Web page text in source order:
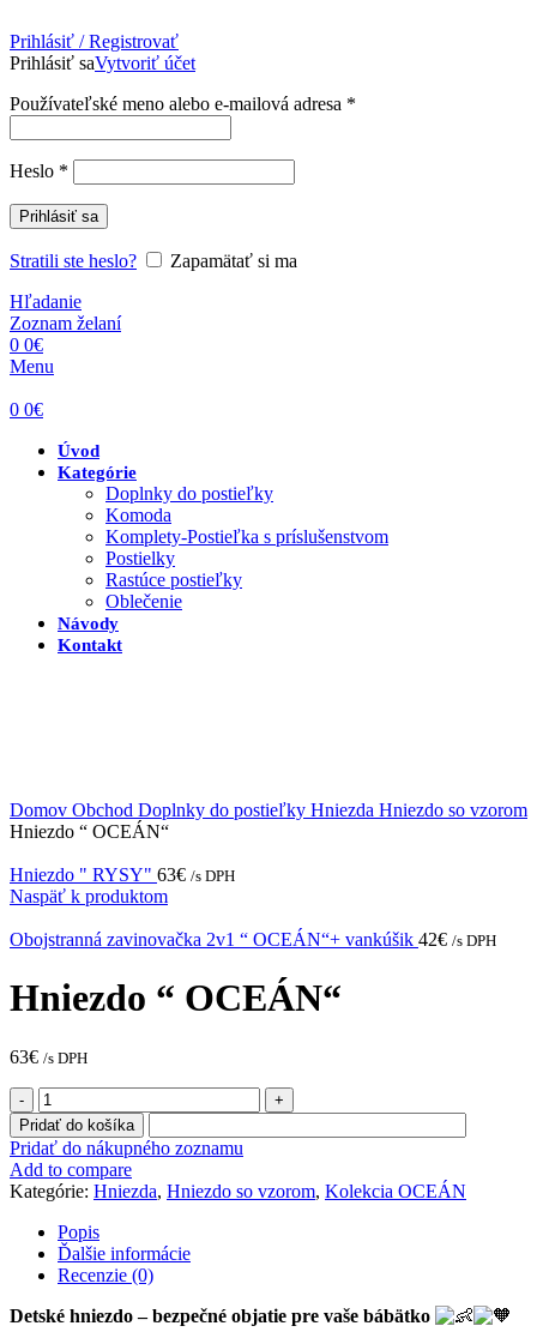
Prihlásiť / Registrovať
Prihlásiť saVytvoriť účet
Používateľské meno alebo e-mailová adresa *
Heslo *
Prihlásiť sa
Stratili ste heslo?
Zapamätať si ma
Hľadanie
Zoznam želaní
0 0€
Menu
0 0€
Úvod
Kategórie
Doplnky do postieľky
Komoda
Komplety-Postieľka s príslušenstvom
Postielky
Rastúce postieľky
Oblečenie
Návody
Kontakt
Domov Obchod Doplnky do postieľky Hniezda Hniezdo so vzorom
Hniezdo “ OCEÁN“
Hniezdo " RYSY" 63€ /s DPH
Naspäť k produktom
Obojstranná zavinovačka 2v1 “ OCEÁN“+ vankúšik 42€ /s DPH
Hniezdo “ OCEÁN“
63€ /s DPH
množstvo
Hniezdo
"
OCEÁN"
Pridať do košíka
Pridať do nákupného zoznamu
Add to compare
Kategórie: Hniezda, Hniezdo so vzorom, Kolekcia OCEÁN
Popis
Ďalšie informácie
Recenzie (0)
Detské hniezdo – bezpečné objatie pre vaše bábätko